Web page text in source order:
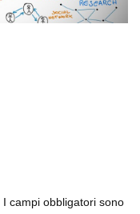
I campi obbligatori sono